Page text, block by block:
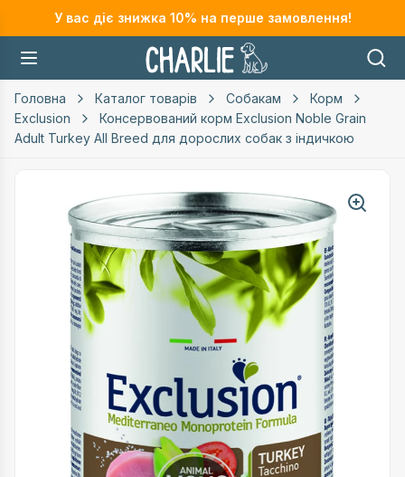
У вас діє знижка 10% на перше замовлення!
Головна Каталог товарів Собакам
Корм
Exclusion
Консервований корм Exclusion Noble Grain
Adult Turkey All Breed для дорослих собак з індичкою